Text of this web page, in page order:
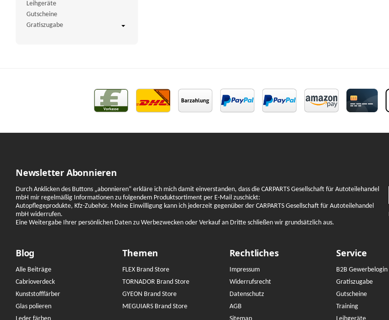
Leihgeräte
Gutscheine
Gratiszugabe
Newsletter Abonnieren
Durch Anklicken des Buttons „abonnieren“ erkläre ich mich damit einverstanden, dass die CARPARTS Gesellschaft für Autoteilehandel
mbH mir regelmäßig Informationen zu folgendem Produktsortiment per E-Mail zuschickt:
Autopflegeprodukte, Kfz-Zubehör. Meine Einwilligung kann ich jederzeit gegenüber der CARPARTS Gesellschaft für Autoteilehandel
mbH widerrufen.
Eine Weitergabe Ihrer persönlichen Daten zu Werbezwecken oder Verkauf an Dritte schließen wir grundsätzlich aus.
Blog
Alle Beiträge
Cabrioverdeck
Kunststofffärber
Glas polieren
Leder färben
Themen
FLEX Brand Store
TORNADOR Brand Store
GYEON Brand Store
MEGUIARS Brand Store
Rechtliches
Impressum
Widerrufsrecht
Datenschutz
AGB
Sitemap
Service
B2B Gewerbelogin
Gratiszugabe
Gutscheine
Training
Leihgeräte